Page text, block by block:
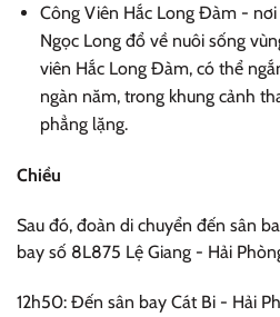
Công Viên Hắc Long Đàm -
Ngọc Long đổ về nuôi sống
viên Hắc Long Đàm, có thể
ngàn năm, trong khung cảnh
phẳng lặng.
Chiều
Sau đó, đoàn di chuyển đến sân
bay số 8L875 Lệ Giang - Hải
12h50: Đến sân bay Cát Bi - Hải